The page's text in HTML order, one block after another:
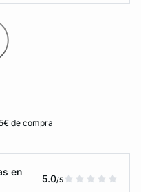
de compra
en
5.0/5